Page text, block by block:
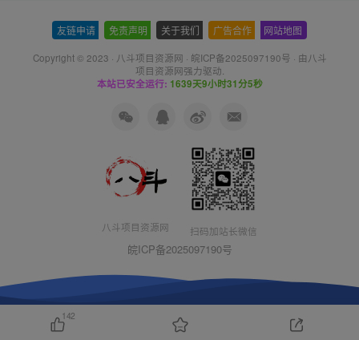
友链申请 免责声明 关于我们 广告合作 网站地图
Copyright © 2023 · 八斗项目资源网 · 皖ICP备2025097190号 · 由八斗
项目资源网强力驱动.
本站已安全运行: 1639天9小时31分6秒
八斗项目资源网 扫码加站长微信
皖ICP备2025097190号
142